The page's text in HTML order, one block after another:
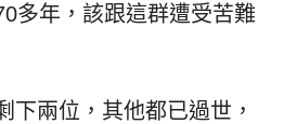
多年，該跟這群遭受苦難
下兩位，其他都已過世，